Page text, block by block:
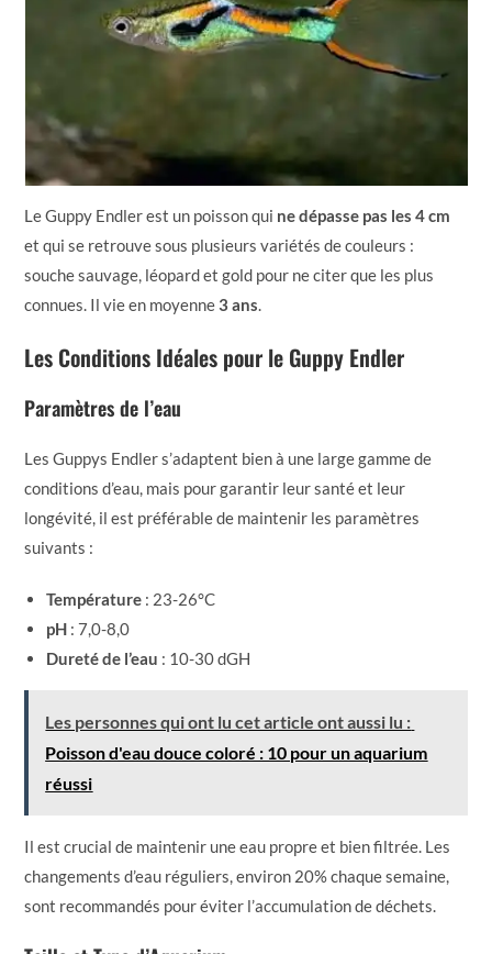
Le Guppy Endler est un poisson qui ne dépasse pas les 4 cm
et qui se retrouve sous plusieurs variétés de couleurs :
souche sauvage, léopard et gold pour ne citer que les plus
connues. Il vie en moyenne3 ans.
Les Conditions Idéales pour le Guppy Endler
Paramètres de l’eau
Les Guppys Endler s’adaptent bien à une large gamme de
conditions d’eau, mais pour garantir leur santé et leur
longévité, il est préférable de maintenir les paramètres
suivants :
Température : 23-26°C
pH : 7,0-8,0
Dureté de l’eau : 10-30 dGH
Les personnes qui ont lu cet article ont aussi lu :
Poisson d'eau douce coloré : 10 pour un aquarium
réussi
Il est crucial de maintenir une eau propre et bien filtrée. Les
changements d’eau réguliers, environ 20% chaque semaine,
sont recommandés pour éviter l’accumulation de déchets.